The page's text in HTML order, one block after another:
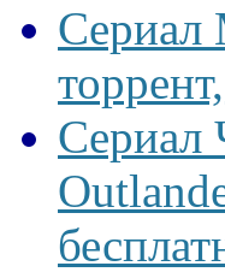
Сериал
Сериал